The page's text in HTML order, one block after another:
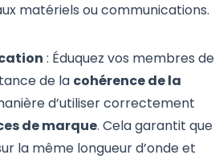
matériels ou communications.
: Éduquez vos membres de
de la cohérence de la
d’utiliser correctement
de marque. Cela garantit que
la même longueur d’onde et